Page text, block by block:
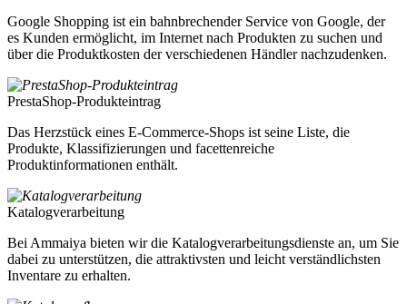
Google Shopping ist ein bahnbrechender Service von Google, der
es Kunden ermöglicht, im Internet nach Produkten zu suchen und
über die Produktkosten der verschiedenen Händler nachzudenken.
PrestaShop-Produkteintrag
Das Herzstück eines E-Commerce-Shops ist seine Liste, die
Produkte, Klassifizierungen und facettenreiche
Produktinformationen enthält.
Katalogverarbeitung
Bei Ammaiya bieten wir die Katalogverarbeitungsdienste an, um Sie
dabei zu unterstützen, die attraktivsten und leicht verständlichsten
Inventare zu erhalten.